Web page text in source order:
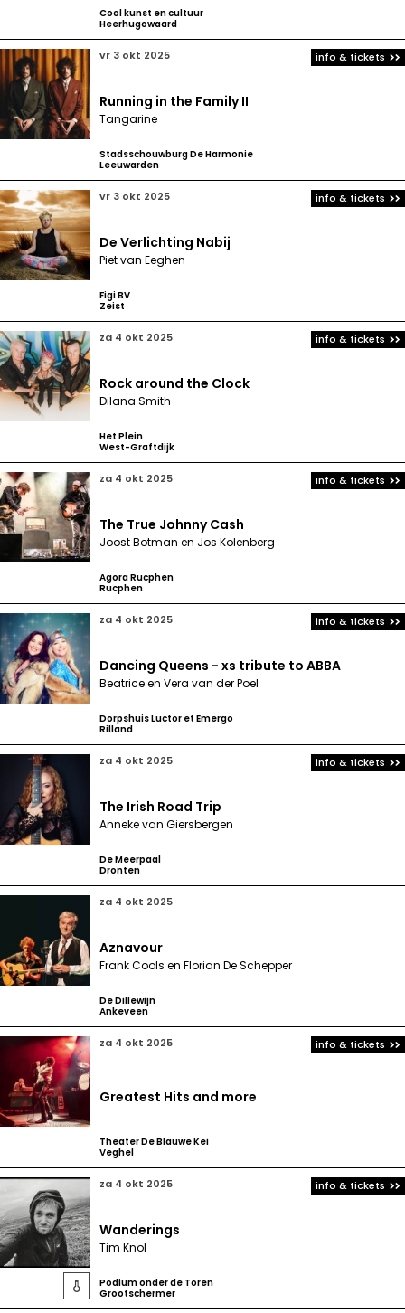
Cool kunst en cultuur
Heerhugowaard
vr 3 okt 2025
Running in the Family II
Tangarine
Stadsschouwburg De Harmonie
Leeuwarden
info & tickets
vr 3 okt 2025
De Verlichting Nabij
Piet van Eeghen
Figi BV
Zeist
info & tickets
za 4 okt 2025
Rock around the Clock
Dilana Smith
Het Plein
West-Graftdijk
info & tickets
za 4 okt 2025
The True Johnny Cash
Joost Botman en Jos Kolenberg
Agora Rucphen
Rucphen
info & tickets
za 4 okt 2025
Dancing Queens - xs tribute to ABBA
Beatrice en Vera van der Poel
Dorpshuis Luctor et Emergo
Rilland
info & tickets
za 4 okt 2025
The Irish Road Trip
Anneke van Giersbergen
De Meerpaal
Dronten
info & tickets
za 4 okt 2025
Aznavour
Frank Cools en Florian De Schepper
De Dillewijn
Ankeveen
za 4 okt 2025
Greatest Hits and more
Theater De Blauwe Kei
Veghel
info & tickets

za 4 okt 2025
Wanderings
Tim Knol
Podium onder de Toren
Grootschermer
info & tickets